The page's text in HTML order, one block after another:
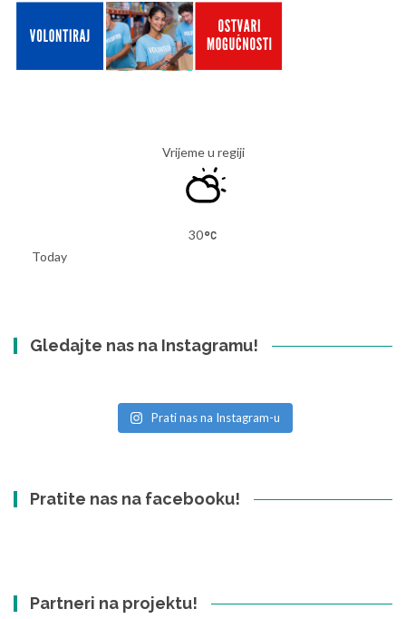
Vrijeme u regiji
30
Today
Gledajte nas na Instagramu!
Prati nas na Instagram-u
Pratite nas na facebooku!
Partneri na projektu!